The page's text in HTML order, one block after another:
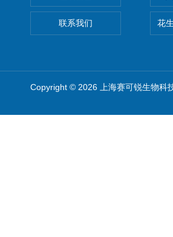
联系我们 花
Copyright © 2026 上海赛可锐生物科